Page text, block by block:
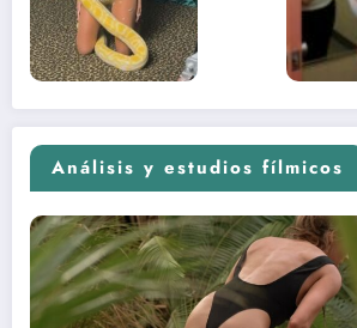
Análisis y estudios fílmicos